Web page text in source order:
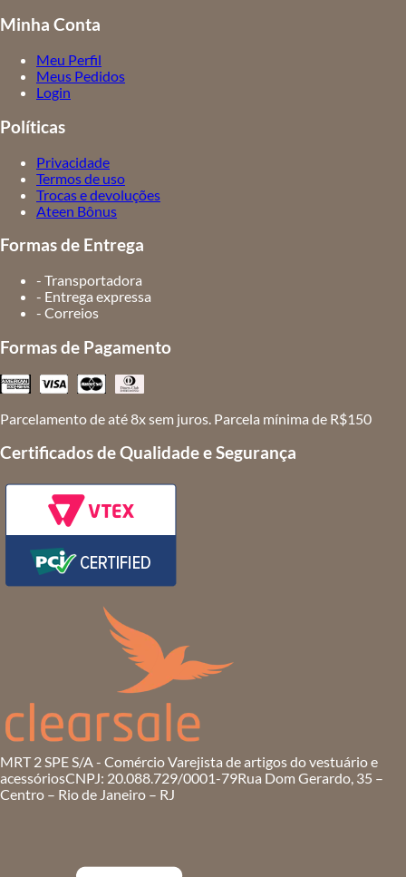
Minha Conta
Meu Perfil
Meus Pedidos
Login
Políticas
Privacidade
Termos de uso
Trocas e devoluções
Ateen Bônus
Formas de Entrega
- Transportadora
- Entrega expressa
- Correios
Formas de Pagamento
Parcelamento de até 8x sem juros. Parcela mínima de R$150
Certificados de Qualidade e Segurança
MRT 2 SPE S/A - Comércio Varejista de artigos do vestuário e
acessóriosCNPJ: 20.088.729/0001-79Rua Dom Gerardo, 35 –
Centro – Rio de Janeiro – RJ